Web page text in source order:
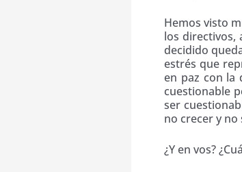
Hemos visto
los directivos,
decidido
estrés que
en paz con la
cuestionable
ser
no crecer y no
¿Y en vos?